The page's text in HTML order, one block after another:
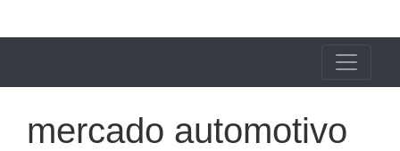
mercado automotivo